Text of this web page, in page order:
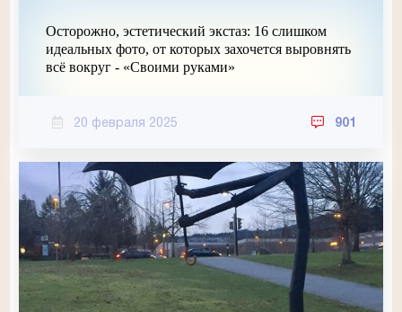
Осторожно, эстетический экстаз: 16 слишком
идеальных фото, от которых захочется выровнять
всё вокруг - «Своими руками»
20 февраля 2025 901